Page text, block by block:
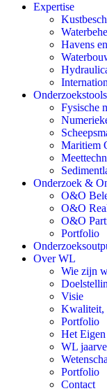
Expertise
Havens
Onderzoekstools
Fysische
Maritiem
Onderzoek &
O&O
O&O
O&O
Portfolio
Over WL
Wie zijn
Visie
Kwaliteit,
Portfolio
Het
WL
Portfolio
Contact